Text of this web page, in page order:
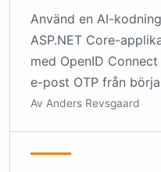
Använd en AI-
ASP.NET Core-
med OpenID
e-post OTP från
Av Anders Revsgaard